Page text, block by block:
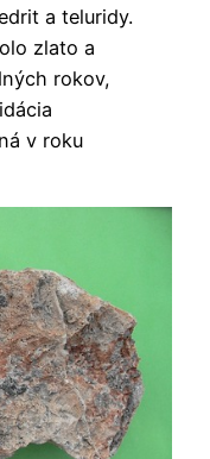
a teluridy.
zlato a
rokov,
v roku